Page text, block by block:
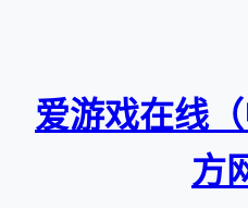
爱游戏在线
方